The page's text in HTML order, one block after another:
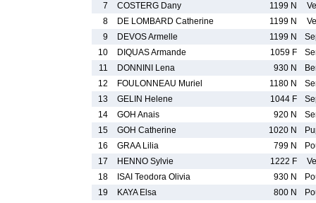
7
COSTERG Dany 1199 N
8
DE LOMBARD Catherine 1199 N
9
DEVOS Armelle 1199 N
10
DIQUAS Armande 1059 F
11
DONNINI Lena 930 N
12
FOULONNEAU Muriel 1180 N
13
GELIN Helene 1044 F
14
GOH Anais 920 N
15
GOH Catherine 1020 N
16
GRAA Lilia 799 N
17
HENNO Sylvie 1222 F
18
ISAI Teodora Olivia 930 N
19
KAYA Elsa 800 N